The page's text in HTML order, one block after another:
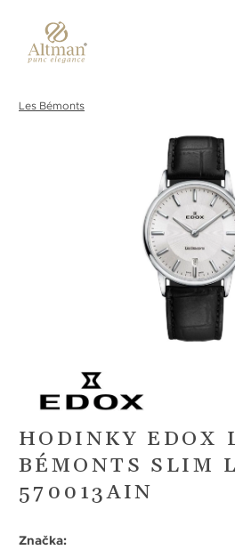
Les Bémonts
HODINKY EDOX
BÉMONTS SLIM
570013AIN
Značka: